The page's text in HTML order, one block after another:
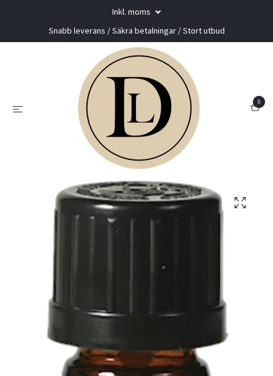
Inkl. moms
Snabb leverans / Säkra betalningar / Stort utbud
0